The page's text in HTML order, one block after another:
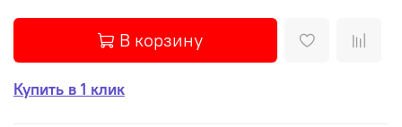
В корзину
Купить в 1 клик